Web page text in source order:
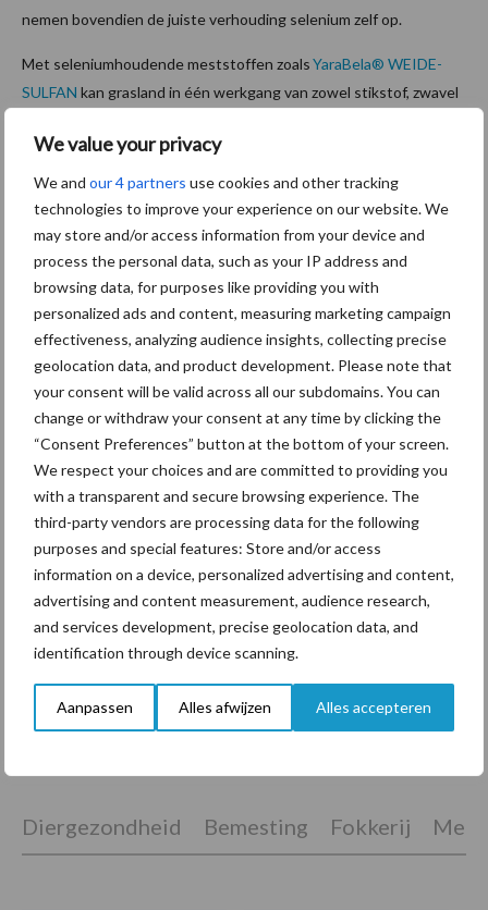
We value your privacy
We and our 4 partners use cookies and other tracking
technologies to improve your experience on our website. We
may store and/or access information from your device and
process the personal data, such as your IP address and
browsing data, for purposes like providing you with
personalized ads and content, measuring marketing campaign
effectiveness, analyzing audience insights, collecting precise
geolocation data, and product development. Please note that
your consent will be valid across all our subdomains. You can
change or withdraw your consent at any time by clicking the
“Consent Preferences” button at the bottom of your screen.
We respect your choices and are committed to providing you
with a transparent and secure browsing experience. The
third-party vendors are processing data for the following
purposes and special features: Store and/or access
information on a device, personalized advertising and content,
advertising and content measurement, audience research,
and services development, precise geolocation data, and
identification through device scanning.
Aanpassen Alles afwijzen Alles accepteren
nemen bovendien de juiste verhouding selenium zelf op.
Met seleniumhoudende meststoffen zoalsYaraBela® WEIDE-
SULFAN kan grasland in één werkgang van zowel stikstof, zwavel
ruwvoer, gezonde koeien en minder behoefte aan krachtvoer en
supplementen.
Aanbevolen voor jou!
Van onze partner Yara
Opbrengst mais wordt veel
eerder bepaald dan tot nu
toe gedacht
Van onze partner Yara
In 4 eenvoudige stappen de
grasgroei volgen op je
Hoge prijzen en droogte:
hoe kan zwavel helpen bij
de bemesting?
Diergezondheid Bemesting Fokkerij